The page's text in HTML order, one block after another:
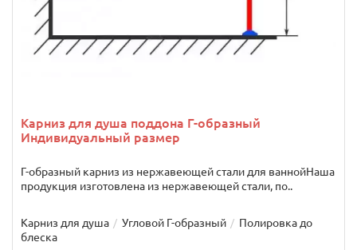
Карниз для душа поддона Г-образный
Индивидуальный размер
Г-образный карниз из нержавеющей стали для ваннойНаша
продукция изготовлена из нержавеющей стали, по..
Карниз для душа Угловой Г-образный
Полировка до
блеска